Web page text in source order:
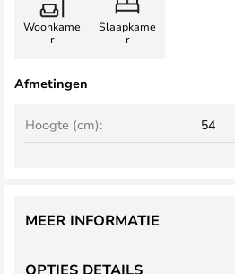
Woonkame
r
Slaapkame
r
Afmetingen
Hoogte (cm): 54
OPTIES DETAILS
MEER INFORMATIE